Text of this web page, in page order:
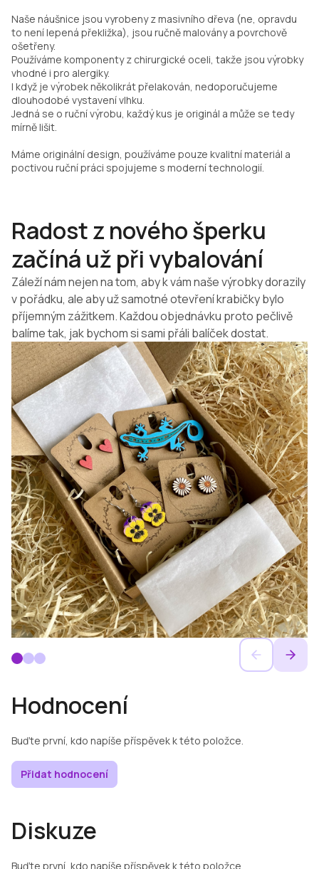
Naše náušnice jsou vyrobeny z masivního dřeva (ne, opravdu
to není lepená překližka), jsou ručně malovány a povrchově
ošetřeny.
Používáme komponenty z chirurgické oceli, takže jsou výrobky
vhodné i pro alergiky.
I když je výrobek několikrát přelakován, nedoporučujeme
dlouhodobé vystavení vlhku.
Jedná se o ruční výrobu, každý kus je originál a může se tedy
mírně lišit.
Máme originální design, používáme pouze kvalitní materiál a
poctivou ruční práci spojujeme s moderní technologií.
Hodnocení
Buďte první, kdo napíše příspěvek k této položce.
Přidat hodnocení
Diskuze
Buďte první, kdo napíše příspěvek k této položce.
Radost z nového šperku
začíná už při vybalování
Záleží nám nejen na tom, aby k vám naše výrobky dorazily
v pořádku, ale aby už samotné otevření krabičky bylo
příjemným zážitkem. Každou objednávku proto pečlivě
balíme tak, jak bychom si sami přáli balíček dostat.